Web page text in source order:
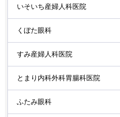
いそいち産婦人科医院
くぼた眼科
すみ産婦人科医院
とまり内科外科胃腸科医院
ふたみ眼科